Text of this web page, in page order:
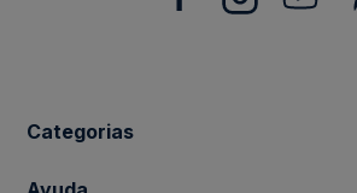
Categorias
New Arrivals